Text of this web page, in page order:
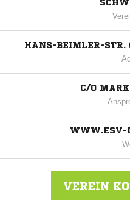
HANS-BEIMLER-STR.
C/O
WWW.ESV-
VEREIN